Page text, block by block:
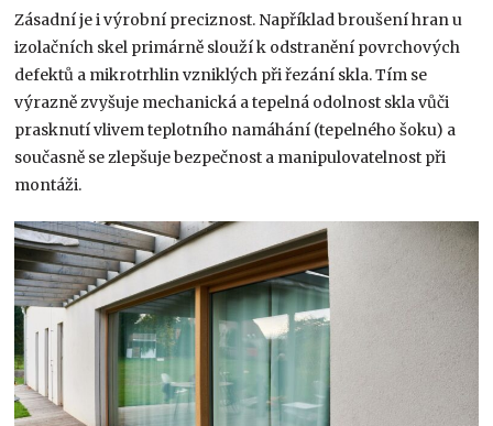
Zásadní je i výrobní preciznost. Například broušení hran u
izolačních skel primárně slouží k odstranění povrchových
defektů a mikrotrhlin vzniklých při řezání skla. Tím se
výrazně zvyšuje mechanická a tepelná odolnost skla vůči
prasknutí vlivem teplotního namáhání (tepelného šoku) a
současně se zlepšuje bezpečnost a manipulovatelnost při
montáži.